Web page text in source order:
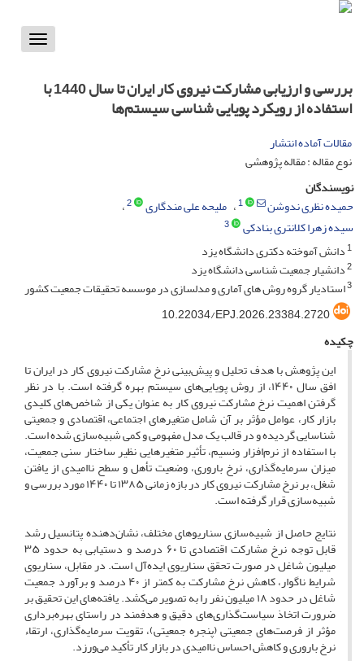
Toggle
بررسی و ارزیابی مشارکت نیروی کار ایران تا سال 1440 با
استفاده از رویکرد پویایی شناسی سیستم‌ها
مقالات آماده انتشار
نوع مقاله : مقاله پژوهشی
نویسندگان
حمیده نظری ندوشن
1 ملیحه علی مندگاری 2
سیده زهرا کلانتری بنادکی
3
1دانش آموخته دکتری دانشگاه یزد
2دانشیار جمعیت شناسی دانشگاه یزد
3استادیار گروه روش های آماری و مدلسازی در موسسه تحقیقات جمعیت کشور
10.22034/EPJ.2026.23384.2720
چکیده
این پژوهش با هدف تحلیل و پیش‌بینی نرخ مشارکت نیروی کار در ایران تا
افق سال ۱۴۴۰، از روش‌ پویایی‌های سیستم‌ بهره گرفته است. با در نظر
گرفتن اهمیت نرخ مشارکت نیروی کار به عنوان یکی از شاخص‌های کلیدی
بازار کار، عوامل مؤثر بر آن شامل متغیرهای اجتماعی، اقتصادی و جمعیتی
شناسایی گردیده و در قالب یک مدل مفهومی و کمی شبیه‌سازی شده است.
با استفاده از نرم‌افزار ونسیم، تأثیر متغیرهایی نظیر ساختار سنی جمعیت،
میزان سرمایه‌گذاری، نرخ باروری، وضعیت تأهل و سطح ناامیدی از یافتن
شغل، بر نرخ مشارکت نیروی کار در بازه زمانی ۱۳۸۵ تا ۱۴۴۰ مورد بررسی و
شبیه‌سازی قرار گرفته است.
نتایج حاصل از شبیه‌سازی سناریوهای مختلف، نشان‌دهنده پتانسیل رشد
قابل توجه نرخ مشارکت اقتصادی تا ۶۰ درصد و دستیابی به حدود ۳۵
میلیون شاغل در صورت تحقق سناریوی ایده‌آل است. در مقابل، سناریوی
شرایط ناگوار، کاهش نرخ مشارکت به کمتر از ۴۰ درصد و برآورد جمعیت
شاغل در حدود ۱۸ میلیون نفر را به تصویر می‌کشد. یافته‌های این تحقیق بر
ضرورت اتخاذ سیاست‌گذاری‌های دقیق و هدفمند در راستای بهره‌برداری
مؤثر از فرصت‌های جمعیتی (پنجره جمعیتی)، تقویت سرمایه‌گذاری، ارتقاء
نرخ باروری و کاهش احساس ناامیدی در بازار کار تأکید می‌ورزد.